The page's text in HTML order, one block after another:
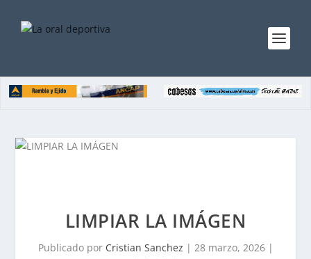
LIMPIAR LA IMÁGEN
Publicado por Cristian Sanchez | 28 marzo, 2026|